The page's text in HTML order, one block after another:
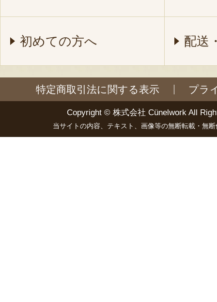
初めての方へ 配送
特定商取引法に関する表示 プラ
Copyright © 株式会社 Cünelwork All
当サイトの内容、テキスト、画像等の無断転載・無